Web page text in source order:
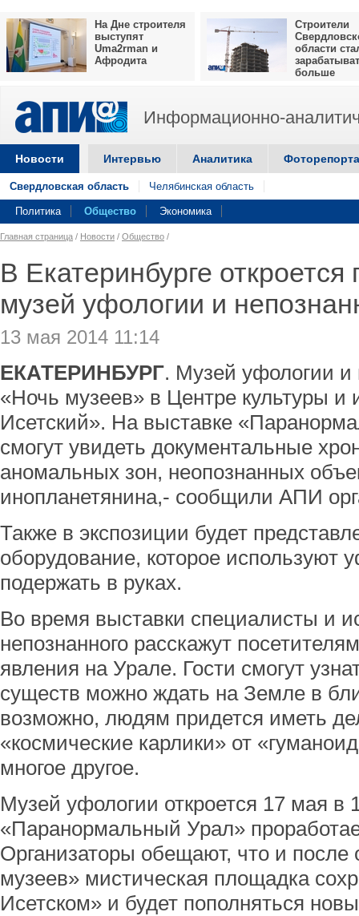
На Дне строителя
выступят
Uma2rman и
Афродита
Строители
области
больше
Информационно-
Новости Интервью Аналитика
Свердловская область Челябинская область
Политика Общество Экономика
Главная страница / Новости / Общество /
В Екатеринбурге
музей уфологии и
13 мая 2014 11:14
ЕКАТЕРИНБУРГ. Музей уфологии и
«Ночь музеев» в Центре культуры и
Исетский». На выставке
смогут увидеть документальные
аномальных зон, неопознанных
инопланетянина,- сообщили АПИ
Также в экспозиции будет
оборудование, которое используют
подержать в руках.
Во время выставки специалисты и
непознанного расскажут
явления на Урале. Гости смогут
существ можно ждать на Земле в
возможно, людям придется иметь
«космические карлики» от
многое другое.
Музей уфологии откроется 17 мая в
«Паранормальный Урал»
Организаторы обещают, что и после
музеев» мистическая площадка
Исетском» и будет пополняться